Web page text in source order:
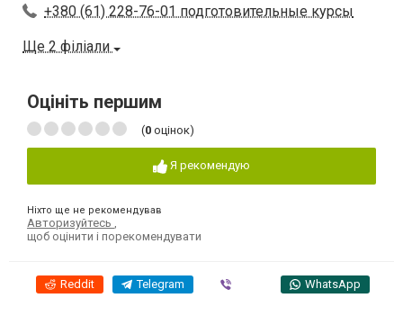
+380 (61) 228-76-01 подготовительные курсы
Ще 2 філіали
Оцініть першим
(0 оцінок)
Я рекомендую
Ніхто ще не рекомендував
Авторизуйтесь
щоб оцінити і порекомендувати
Reddit Telegram WhatsApp